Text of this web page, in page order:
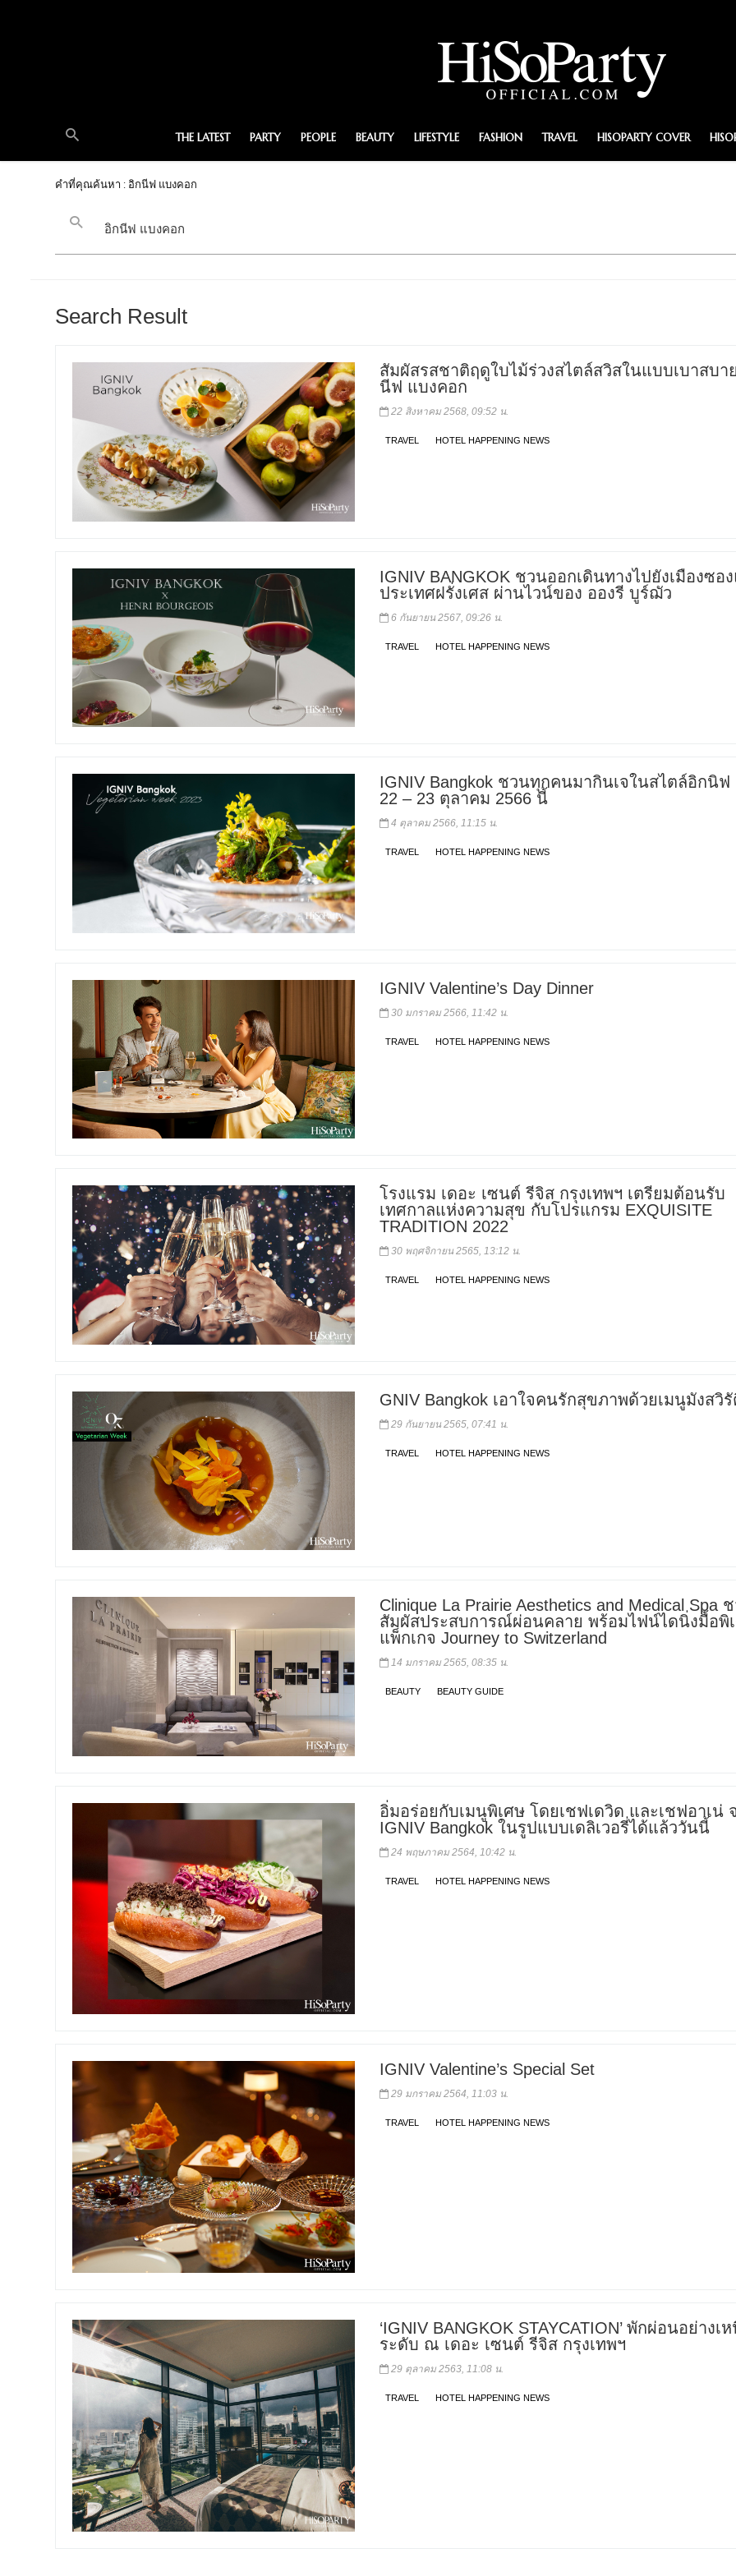
THE LATEST PARTY PEOPLE BEAUTY LIFESTYLE FASHION TRAVEL HISOPARTY COVER
คำที่คุณค้นหา : อิกนีฟ แบงคอก
Search Result
สัมผัสรสชาติฤดูใบไม้ร่วงสไตล์สวิสในแบบเบาสบา
นีฟ แบงคอก
22 สิงหาคม 2568, 09:52 น.
TRAVEL HOTEL HAPPENING NEWS
IGNIV BANGKOK ชวนออกเดินทางไปยังเมืองซอ
ประเทศฝรั่งเศส ผ่านไวน์ของ อองรี บูร์ฌัว
6 กันยายน 2567, 09:26 น.
TRAVEL HOTEL HAPPENING NEWS
IGNIV Bangkok ชวนทุกคนมากินเจในสไตล์อิกนิฟ
22 – 23 ตุลาคม 2566 นี้
4 ตุลาคม 2566, 11:15 น.
TRAVEL HOTEL HAPPENING NEWS
IGNIV Valentine’s Day Dinner
30 มกราคม 2566, 11:42 น.
TRAVEL HOTEL HAPPENING NEWS
โรงแรม เดอะ เซนต์ รีจิส กรุงเทพฯ เตรียมต้อนรับ
เทศกาลแห่งความสุข กับโปรแกรม EXQUISITE
TRADITION 2022
30 พฤศจิกายน 2565, 13:12 น.
TRAVEL HOTEL HAPPENING NEWS
GNIV Bangkok เอาใจคนรักสุขภาพด้วยเมนูมังสวิ
29 กันยายน 2565, 07:41 น.
TRAVEL HOTEL HAPPENING NEWS
Clinique La Prairie Aesthetics and Medical Spa
สัมผัสประสบการณ์ผ่อนคลาย พร้อมไฟน์ไดนิ่งมื้อพิ
แพ็กเกจ Journey to Switzerland
14 มกราคม 2565, 08:35 น.
BEAUTY BEAUTY GUIDE
อิ่มอร่อยกับเมนูพิเศษ โดยเชฟเดวิด และเชฟอาเน่
IGNIV Bangkok ในรูปแบบเดลิเวอรี่ได้แล้ววันนี้
24 พฤษภาคม 2564, 10:42 น.
TRAVEL HOTEL HAPPENING NEWS
IGNIV Valentine’s Special Set
29 มกราคม 2564, 11:03 น.
TRAVEL HOTEL HAPPENING NEWS
‘IGNIV BANGKOK STAYCATION’ พักผ่อนอย่างเ
ระดับ ณ เดอะ เซนต์ รีจิส กรุงเทพฯ
29 ตุลาคม 2563, 11:08 น.
TRAVEL HOTEL HAPPENING NEWS